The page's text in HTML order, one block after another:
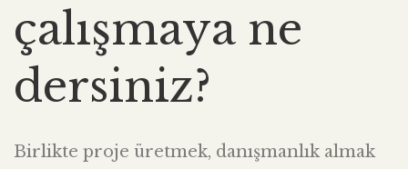
çalışmaya ne
dersiniz?
Birlikte proje üretmek, danışmanlık almak